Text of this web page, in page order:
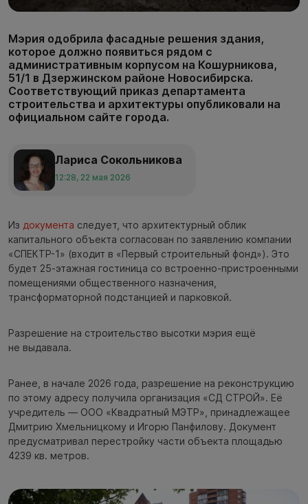
Мэрия одобрила фасадные решения здания,
которое должно появиться рядом с
административным корпусом на Кошурникова,
51/1 в Дзержинском районе Новосибирска.
Соответствующий приказ департамента
строительства и архитектуры опубликовали на
официальном сайте города.
Лариса Сокольникова
12:28, 22 мая 2026
Из документа следует, что архитектурный облик
капитального объекта согласован по заявлению компании
«СПЕКТР-1» (входит в «Первый строительный фонд»). Это
будет 25-этажная гостиница со встроенно-пристроенными
помещениями общественного назначения,
трансформаторной подстанцией и парковкой.
Разрешение на строительство высотки мэрия ещё
не выдавала.
Ранее, в начале 2026 года, разрешение на реконструкцию
по этому адресу получила организация «СД СТРОЙ». Её
учредитель — ООО «Квадратный МЭТР», принадлежащее
Дмитрию Хмельницкому и Игорю Панфилову. Документ
предусматривал перестройку части объекта площадью
4239 кв. метров.